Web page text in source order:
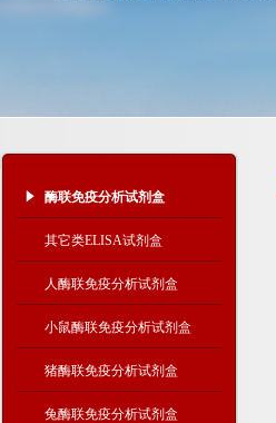
酶联免疫分析试剂盒
其它类ELISA试剂盒
人酶联免疫分析试剂盒
小鼠酶联免疫分析试剂盒
猪酶联免疫分析试剂盒
兔酶联免疫分析试剂盒